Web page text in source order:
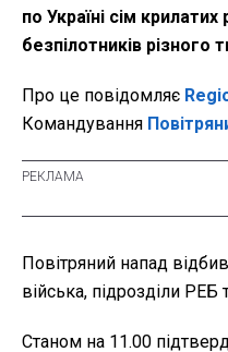
по Україні сім
безпілотників різного
Про це повідомляє
Командування
Повітряний напад
війська, підрозділи РЕБ
Станом на 11.00